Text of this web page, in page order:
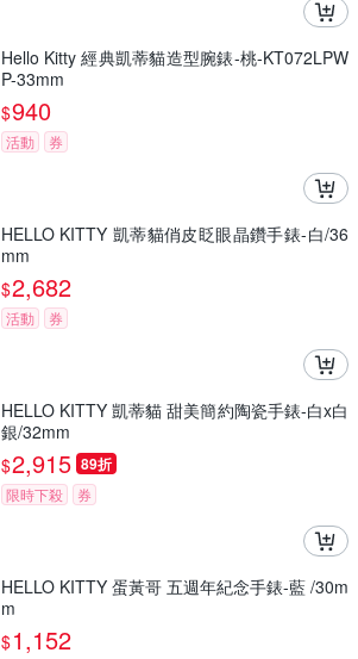
Hello Kitty 經典凱蒂貓造型腕錶-桃-KT072LPW
P-33mm
$940
活動 券
HELLO KITTY 凱蒂貓俏皮眨眼晶鑽手錶-白/36
mm
$2,682
活動 券
HELLO KITTY 凱蒂貓 甜美簡約陶瓷手錶-白x白
銀/32mm
$2,915 89折
限時下殺 券
HELLO KITTY 蛋黃哥 五週年紀念手錶-藍 /30m
m
$1,152